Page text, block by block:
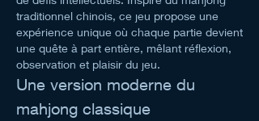
traditionnel chinois, ce jeu propose une
expérience unique où chaque partie devient
une quête à part entière, mêlant réflexion,
observation et plaisir du jeu.
Une version moderne du
mahjong classique